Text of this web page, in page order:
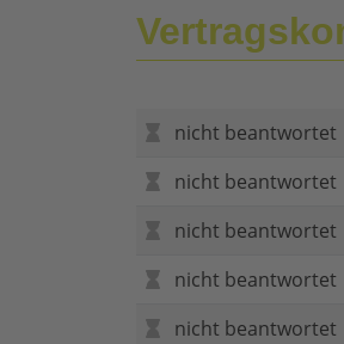
nicht beantwortet
nicht beantwortet
nicht beantwortet
nicht beantwortet
nicht beantwortet